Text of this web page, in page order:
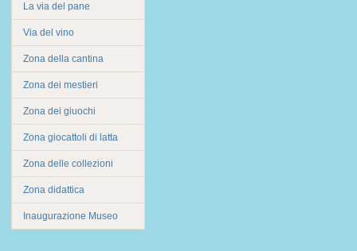
La via del pane
Via del vino
Zona della cantina
Zona dei mestieri
Zona dei giuochi
Zona giocattoli di latta
Zona delle collezioni
Zona didattica
Inaugurazione Museo